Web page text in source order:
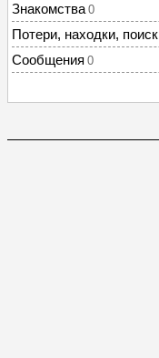
Знакомства 0
Потери, находки, поиск
Сообщения 0